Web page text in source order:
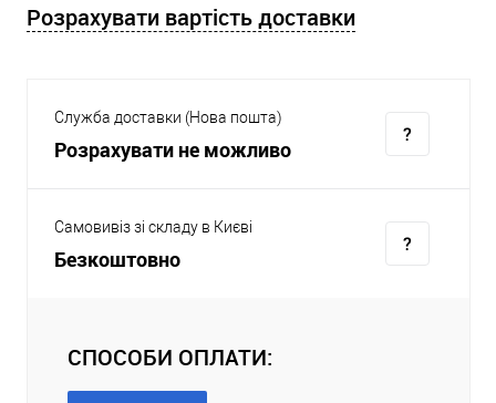
Розрахувати вартість доставки
Служба доставки (Нова пошта)
Розрахувати не можливо
Самовивіз зі складу в Києві
Безкоштовно
СПОСОБИ ОПЛАТИ: